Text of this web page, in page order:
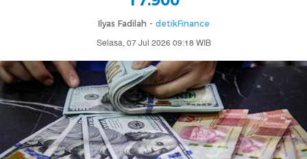
Ilyas Fadilah - detikFinance
Selasa, 07 Jul 2026 09:18 WIB